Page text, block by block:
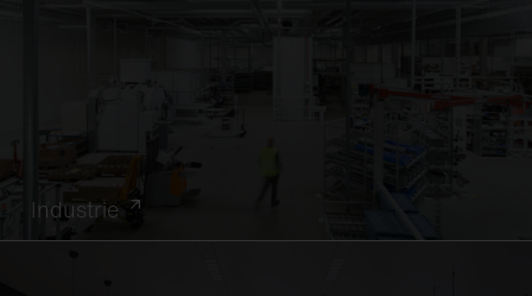
Industrie